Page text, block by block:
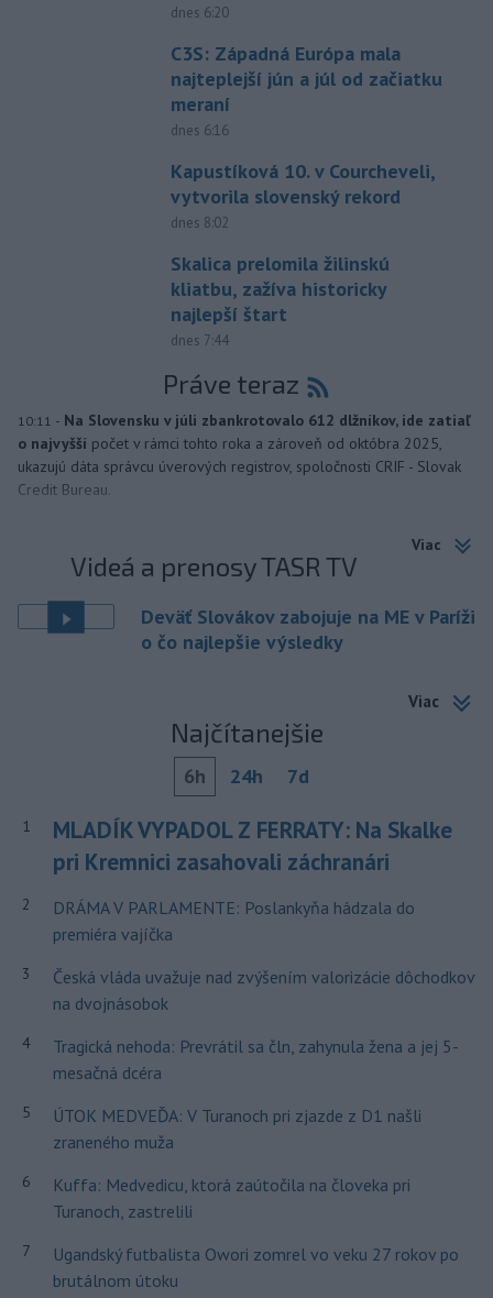
dnes 6:20
C3S: Západná Európa mala
najteplejší jún a júl od začiatku
meraní
dnes 6:16
Kapustíková 10. v Courcheveli,
vytvorila slovenský rekord
dnes 8:02
Skalica prelomila žilinskú
kliatbu, zažíva historicky
najlepší štart
dnes 7:44
Práve teraz
10:11 - Na Slovensku v júli zbankrotovalo 612 dlžníkov, ide zatiaľ
o najvyšší počet v rámci tohto roka a zároveň od októbra 2025,
ukazujú dáta správcu úverových registrov, spoločnosti CRIF - Slovak
Credit Bureau.
Viac
Videá a prenosy TASR TV
Deväť Slovákov zabojuje na ME v Paríži
o čo najlepšie výsledky
Viac
Najčítanejšie
6h 24h 7d
1
MLADÍK VYPADOL Z FERRATY: Na Skalke
pri Kremnici zasahovali záchranári
2
DRÁMA V PARLAMENTE: Poslankyňa hádzala do
premiéra vajíčka
3
Česká vláda uvažuje nad zvýšením valorizácie dôchodkov
na dvojnásobok
4
Tragická nehoda: Prevrátil sa čln, zahynula žena a jej 5-
mesačná dcéra
5
ÚTOK MEDVEĎA: V Turanoch pri zjazde z D1 našli
zraneného muža
6
Kuffa: Medvedicu, ktorá zaútočila na človeka pri
Turanoch, zastrelili
7
Ugandský futbalista Owori zomrel vo veku 27 rokov po
brutálnom útoku